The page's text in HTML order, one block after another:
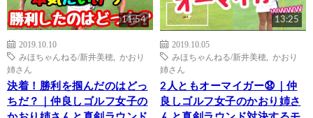
11:54
2019.10.10
みほちゃんねる/新井美穂
かおり
姉さん
決着！勝利を掴んだのはどっ
ちだ？｜仲良しゴルフ女子の
13:25
2019.10.05
みほちゃんねる/新井美穂
かおり
姉さん
2人ともオーマイガー😧｜仲
良しゴルフ女子のかおり姉さ